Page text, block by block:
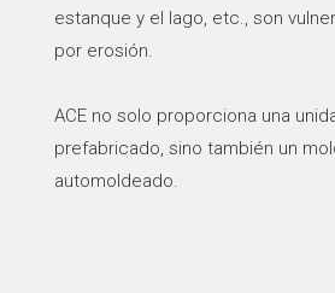
estanque y el lago, etc., son
por erosión.
ACE no solo proporciona una
prefabricado, sino también un
automoldeado.